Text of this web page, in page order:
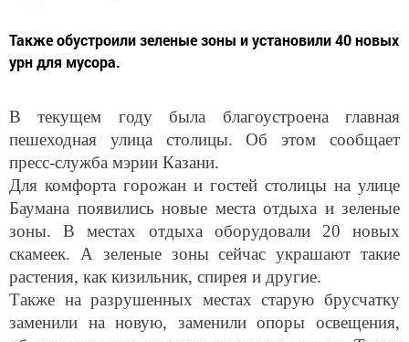
Также обустроили зеленые зоны и установили 40 новых
урн для мусора.
В текущем году была благоустроена главная
пешеходная улица столицы. Об этом сообщает
пресс-служба мэрии Казани.
Для комфорта горожан и гостей столицы на улице
Баумана появились новые места отдыха и зеленые
зоны. В местах отдыха оборудовали 20 новых
скамеек. А зеленые зоны сейчас украшают такие
растения, как кизильник, спирея и другие.
Также на разрушенных местах старую брусчатку
заменили на новую, заменили опоры освещения,